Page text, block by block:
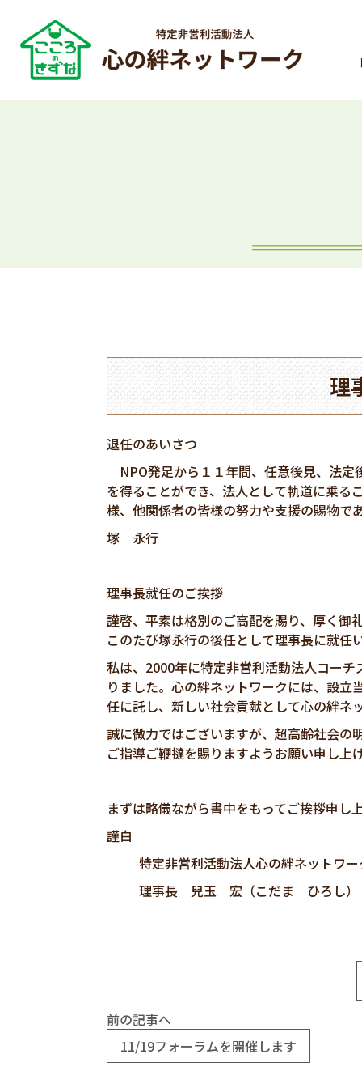
理
退任のあいさつ
NPO発足から１１年間、任意後見、法定
を得ることができ、法人として軌道に乗る
様、他関係者の皆様の努力や支援の賜物で
塚 永行
理事長就任のご挨拶
謹啓、平素は格別のご高配を賜り、厚く御
このたび塚永行の後任として理事長に就任
私は、 2000年に特定非営利活動法人コー
りました。心の絆ネットワークには、設
任に託し、新しい社会貢献として心の絆ネ
誠に微力ではございますが、超高齢社会の
ご指導ご鞭撻を賜りますようお願い申し上
まずは略儀ながら書中をもってご挨拶申し
謹白
特定非営利活動法人心の絆ネットワー
理事長 兒玉 宏（こだま ひろし）
前の記事へ
11/19フォーラムを開催します